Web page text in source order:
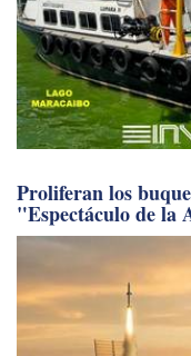
Proliferan los
"Espectáculo de la